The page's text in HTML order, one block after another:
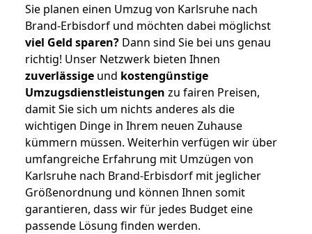
Sie planen einen Umzug von Karlsruhe nach
Brand-Erbisdorf und möchten dabei möglichst
viel Geld sparen? Dann sind Sie bei uns genau
richtig! Unser Netzwerk bieten Ihnen
zuverlässige und kostengünstige
Umzugsdienstleistungen zu fairen Preisen,
damit Sie sich um nichts anderes als die
wichtigen Dinge in Ihrem neuen Zuhause
kümmern müssen. Weiterhin verfügen wir über
umfangreiche Erfahrung mit Umzügen von
Karlsruhe nach Brand-Erbisdorf mit jeglicher
Größenordnung und können Ihnen somit
garantieren, dass wir für jedes Budget eine
passende Lösung finden werden.